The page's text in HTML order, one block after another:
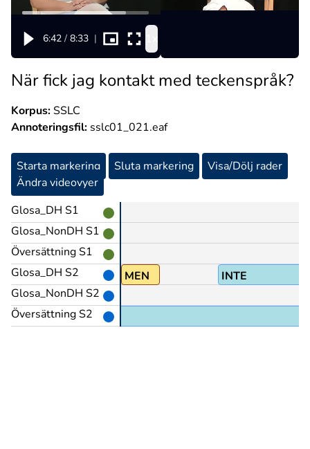
6:42 / 8:33 |
När fick jag kontakt med teckenspråk?
Korpus:SSLC
Annoteringsfil: sslc01_021.eaf
Starta markering Sluta markering
Visa/Dölj rader
Ändra videovyer
Glosa_DH S1
Glosa_NonDH S1
Översättning S1
Glosa_DH S2
Glosa_NonDH S2
Översättning S2
MEN INTE